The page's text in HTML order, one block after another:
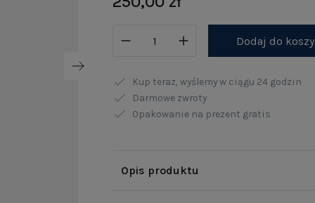
Dodaj do
Kup teraz, wyślemy w ciągu 24 godzin
Darmowe zwroty
Opakowanie na prezent gratis
Opis produktu